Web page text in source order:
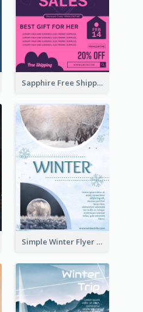
Sapphire Free Shipping Flyer Design Ideas
Simple Winter Flyer With Snow Decorations